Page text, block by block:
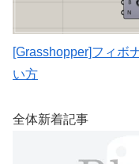
[Grasshopper]フィボ
い方
全体新着記事